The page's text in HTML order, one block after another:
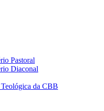
Pastoral
Diaconal
da CBB